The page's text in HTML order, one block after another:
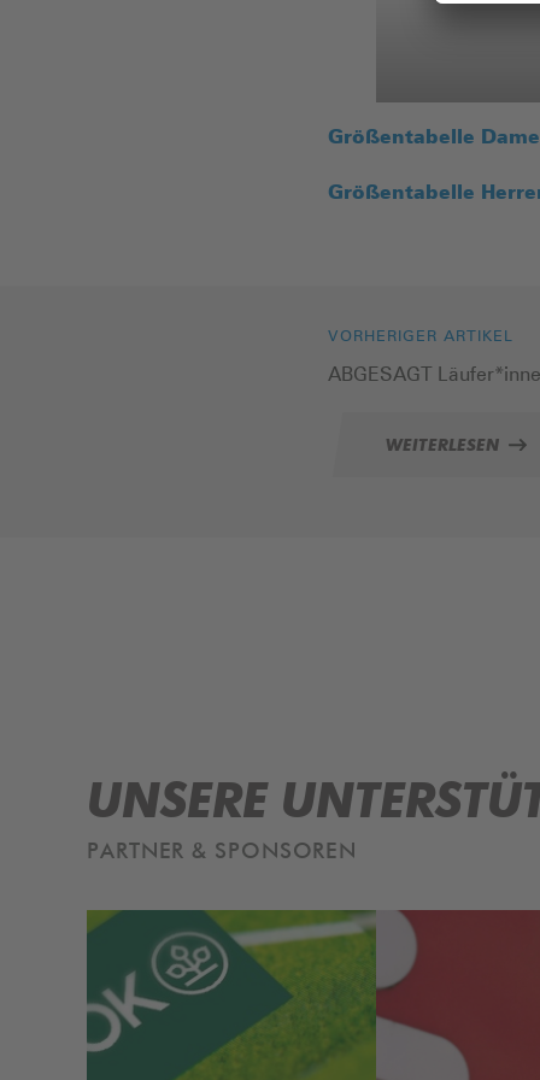
Größentabelle
Größentabelle
VORHERIGER ARTIKEL
ABGESAGT
WEITERLESEN
UNSERE
PARTNER & SPONSOREN